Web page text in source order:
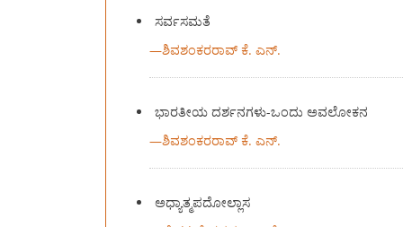
ಸರ್ವಸಮತೆ
—ಶಿವಶಂಕರರಾವ್‍ ಕೆ. ಎನ್‍.
ಭಾರತೀಯ ದರ್ಶನಗಳು-ಒಂದು ಅವಲೋಕನ
—ಶಿವಶಂಕರರಾವ್‍ ಕೆ. ಎನ್‍.
ಅಧ್ಯಾತ್ಮಪದೋಲ್ಲಾಸ